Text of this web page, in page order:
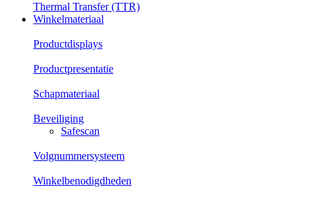
Thermal Transfer (TTR)
Winkelmateriaal
Productdisplays
Productpresentatie
Schapmateriaal
Beveiliging
Safescan
Volgnummersysteem
Winkelbenodigdheden